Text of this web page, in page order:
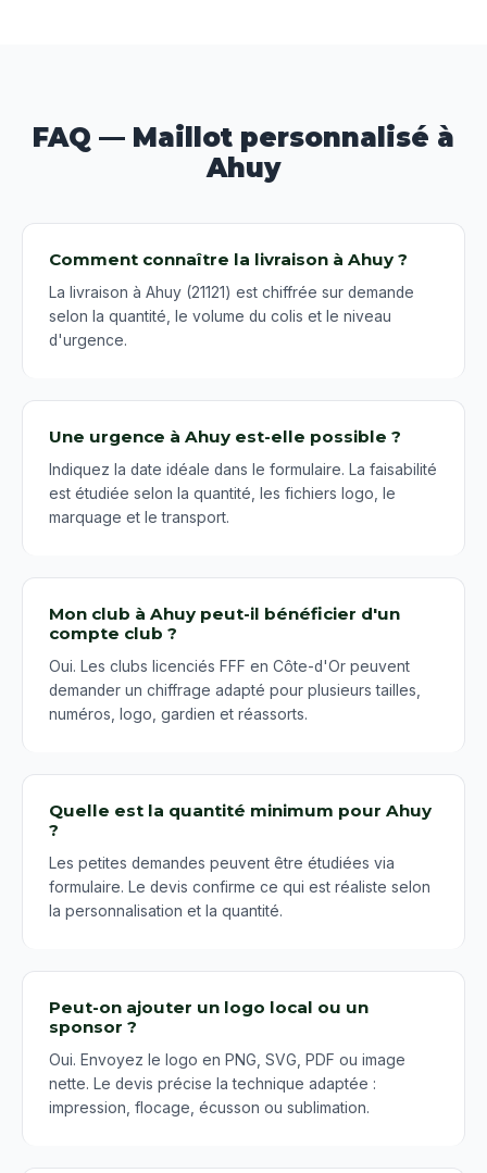
FAQ — Maillot personnalisé à
Ahuy
Comment connaître la livraison à Ahuy ?
La livraison à Ahuy (21121) est chiffrée sur demande
selon la quantité, le volume du colis et le niveau
d'urgence.
Une urgence à Ahuy est-elle possible ?
Indiquez la date idéale dans le formulaire. La faisabilité
est étudiée selon la quantité, les fichiers logo, le
marquage et le transport.
Mon club à Ahuy peut-il bénéficier d'un
compte club ?
Oui. Les clubs licenciés FFF en Côte-d'Or peuvent
demander un chiffrage adapté pour plusieurs tailles,
numéros, logo, gardien et réassorts.
Quelle est la quantité minimum pour Ahuy
?
Les petites demandes peuvent être étudiées via
formulaire. Le devis confirme ce qui est réaliste selon
la personnalisation et la quantité.
Peut-on ajouter un logo local ou un
sponsor ?
Oui. Envoyez le logo en PNG, SVG, PDF ou image
nette. Le devis précise la technique adaptée :
impression, flocage, écusson ou sublimation.